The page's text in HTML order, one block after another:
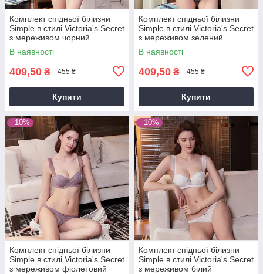
Комплект спідньої білизни
Simple в стилі Victoria's Secret
з мереживом чорний
В наявності
409,50 ₴ 455 ₴
Купити
Комплект спідньої білизни
Simple в стилі Victoria's Secret
з мереживом зелений
(смарагдовий)
В наявності
409,50 ₴ 455 ₴
Купити
–10%
Комплект спідньої білизни
Simple в стилі Victoria's Secret
з мереживом фіолетовий
–10%
Комплект спідньої білизни
Simple в стилі Victoria's Secret
з мереживом білий